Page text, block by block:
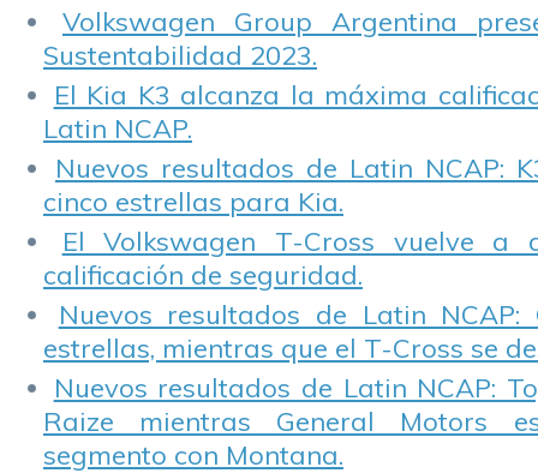
Volkswagen Group Argentina
Sustentabilidad 2023.
El Kia K3 alcanza la máxima
Latin NCAP.
Nuevos resultados de Latin NCAP:
cinco estrellas para Kia.
El Volkswagen T-Cross vuelve a
calificación de seguridad.
Nuevos resultados de Latin NCAP:
estrellas, mientras que el T-Cross se
Nuevos resultados de Latin NCAP:
Raize mientras General Motors
segmento con Montana.